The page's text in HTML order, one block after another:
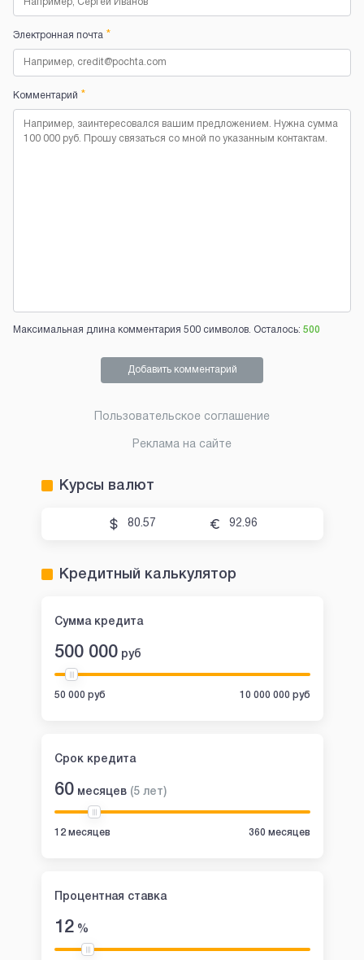
Электронная почта *
Комментарий *
Максимальная длина комментария 500 символов. Осталось: 500
Добавить комментарий
Пользовательское соглашение
Реклама на сайте
Курсы валют
80.57 92.96
Кредитный калькулятор
Сумма кредита
500 000 руб
50 000 руб 10 000 000 руб
Срок кредита
60 месяцев (5 лет)
12 месяцев 360 месяцев
Процентная ставка
12%